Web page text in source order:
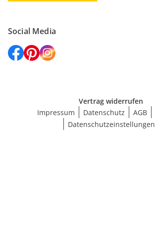
Social Media
Vertrag widerrufen
Impressum
Datenschutz AGB
Datenschutzeinstellungen